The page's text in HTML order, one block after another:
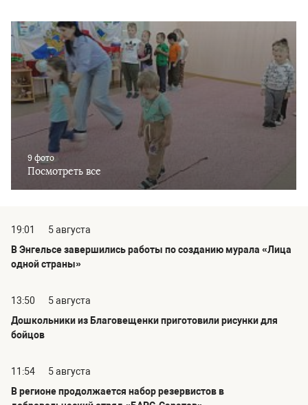
9 фото
Посмотреть все
19:01
5 августа
В Энгельсе завершились работы по созданию мурала «Лица
одной страны»
13:50
5 августа
Дошкольники из Благовещенки приготовили рисунки для
бойцов
11:54
5 августа
В регионе продолжается набор резервистов в